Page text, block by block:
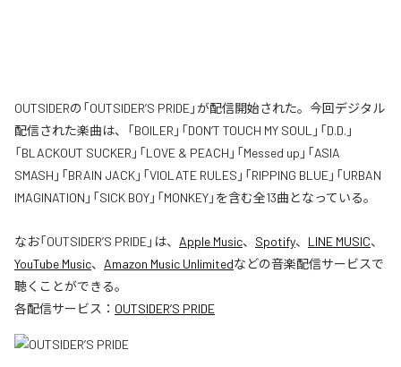
OUTSIDERの「OUTSIDER’S PRIDE」が配信開始された。今回デジタル
配信された楽曲は、「BOILER」「DON’T TOUCH MY SOUL」「D.D.」
「BLACKOUT SUCKER」「LOVE & PEACH」「Messed up」「ASIA
SMASH」「BRAIN JACK」「VIOLATE RULES」「RIPPING BLUE」「URBAN
IMAGINATION」「SICK BOY」「MONKEY」を含む全13曲となっている。
なお「OUTSIDER’S PRIDE」は、 Apple Music、 Spotify、 LINE MUSIC、
YouTube Music、 Amazon Music Unlimitedなどの音楽配信サービスで
聴くことができる。
各配信サービス： OUTSIDER’S PRIDE